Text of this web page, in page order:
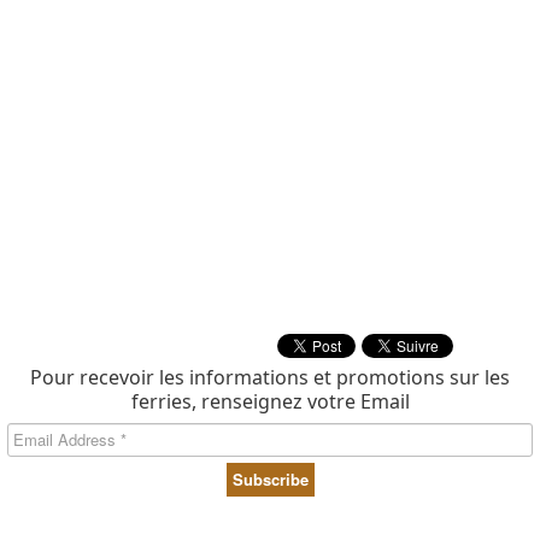
Pour recevoir les informations et promotions sur les
ferries, renseignez votre Email